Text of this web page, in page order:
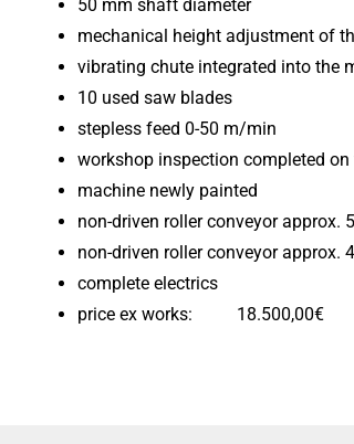
50 mm shaft diameter
mechanical height adjustment of
vibrating chute integrated into the
10 used saw blades
stepless feed 0-50 m/min
workshop inspection completed
machine newly painted
non-driven roller conveyor approx.
non-driven roller conveyor approx.
complete electrics
price ex works: 18.500,00€